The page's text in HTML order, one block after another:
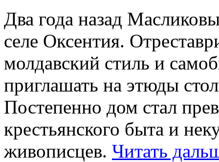
Два года назад
селе Оксентия.
молдавский стиль и
приглашать на этюды
Постепенно дом стал
крестьянского быта и
живописцев. Читать